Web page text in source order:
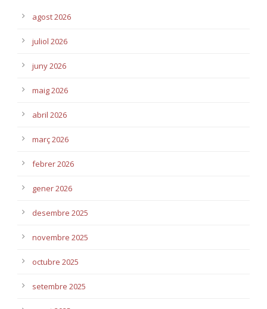
agost 2026
juliol 2026
juny 2026
maig 2026
abril 2026
març 2026
febrer 2026
gener 2026
desembre 2025
novembre 2025
octubre 2025
setembre 2025